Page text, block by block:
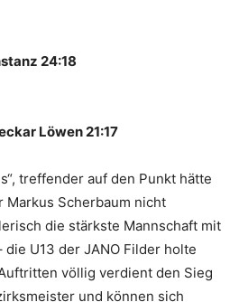
24:18
Löwen 21:17
treffender auf den Punkt hätte
Markus Scherbaum nicht
die stärkste Mannschaft mit
U13 der JANO Filder holte
völlig verdient den Sieg
und können sich